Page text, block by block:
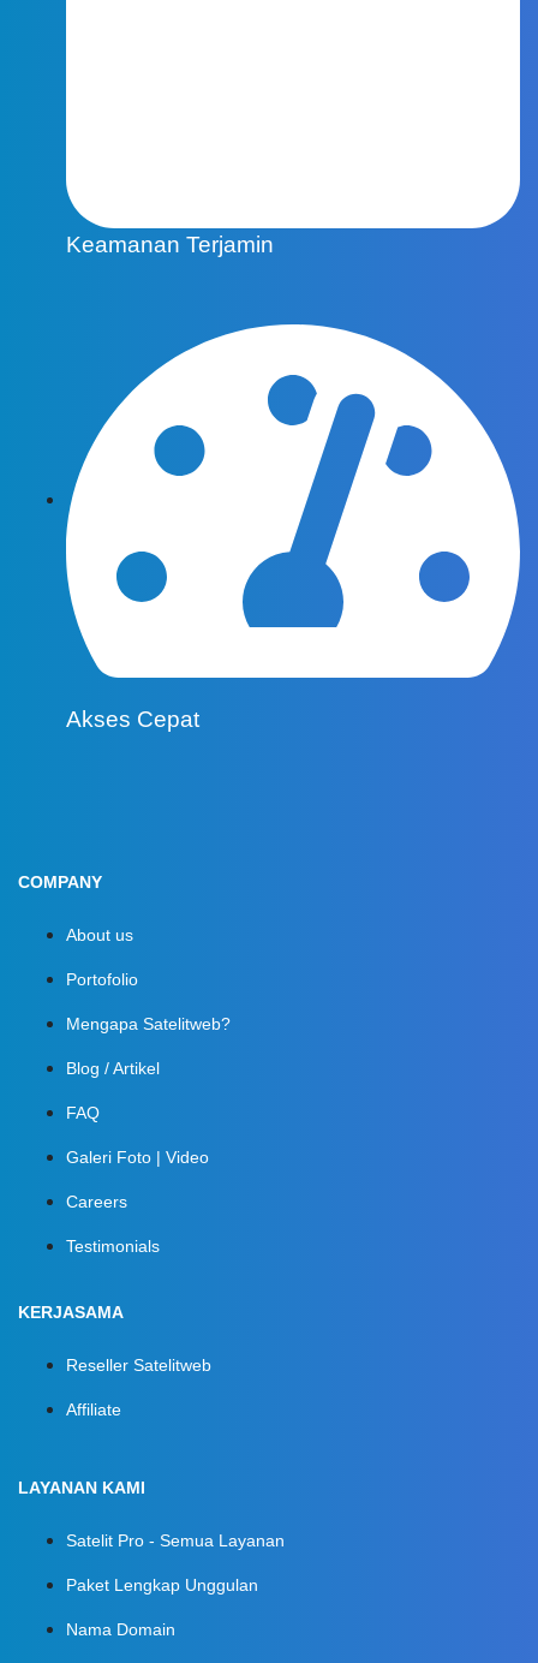
Keamanan Terjamin
Akses Cepat
COMPANY
About us
Portofolio
Mengapa Satelitweb?
Blog / Artikel
FAQ
Galeri Foto | Video
Careers
Testimonials
KERJASAMA
Reseller Satelitweb
Affiliate
LAYANAN KAMI
Satelit Pro - Semua Layanan
Paket Lengkap Unggulan
Nama Domain